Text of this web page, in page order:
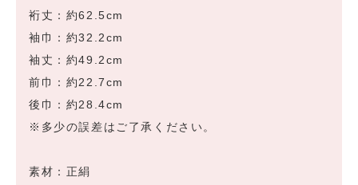
裄丈：約62.5cm
袖巾：約32.2cm
袖丈：約49.2cm
前巾：約22.7cm
後巾：約28.4cm
※多少の誤差はご了承ください。
素材：正絹